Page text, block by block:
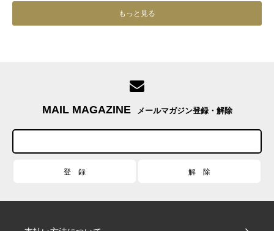
もっと見る
MAIL MAGAZINE メールマガジン登録・解除